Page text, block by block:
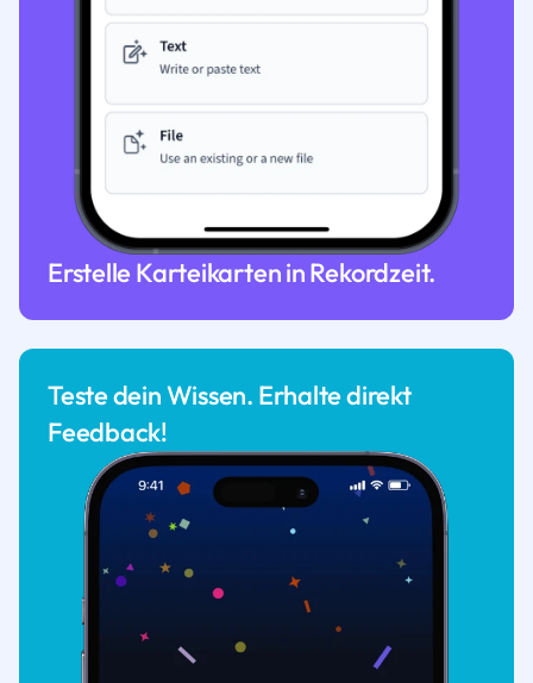
Erstelle Karteikarten in Rekordzeit.
Teste dein Wissen. Erhalte direkt
Feedback!